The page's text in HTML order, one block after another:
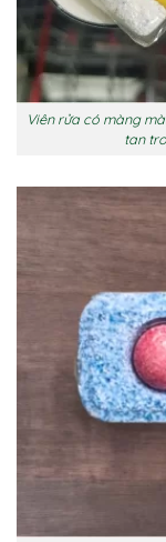
Viên rửa có màng
tan